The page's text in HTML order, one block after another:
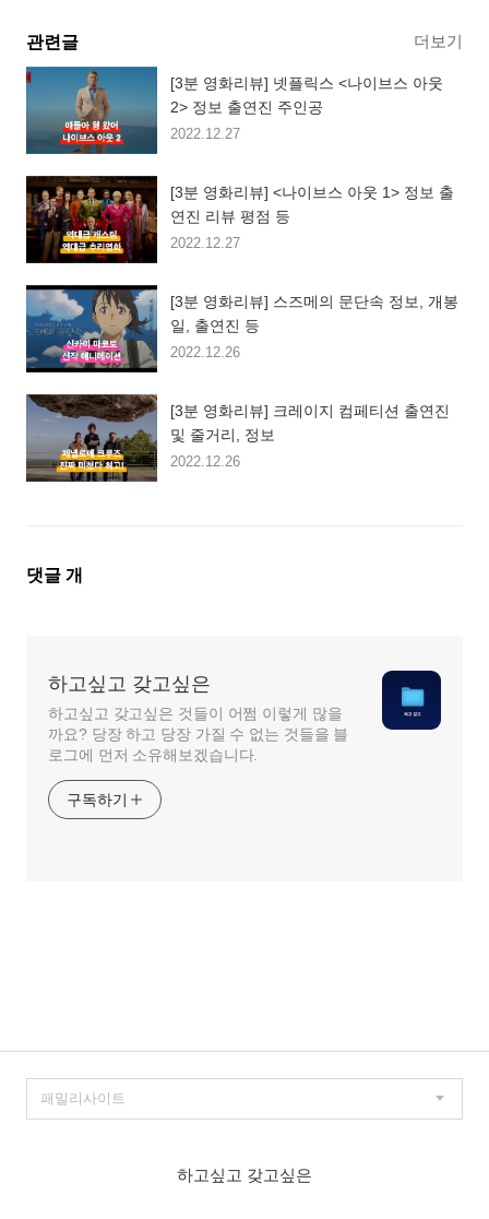
관련글 더보기
[3분 영화리뷰] 넷플릭스 <나이브스 아웃
2> 정보 출연진 주인공
2022.12.27
[3분 영화리뷰] <나이브스 아웃 1> 정보 출
연진 리뷰 평점 등
2022.12.27
[3분 영화리뷰] 스즈메의 문단속 정보, 개봉
일, 출연진 등
2022.12.26
[3분 영화리뷰] 크레이지 컴페티션 출연진
및 줄거리, 정보
2022.12.26
댓
댓글 개
하고싶고 갖고싶은
하고싶고 갖고싶은 것들이 어쩜 이렇게 많을
까요? 당장 하고 당장 가질 수 없는 것들을 블
로그에 먼저 소유해보겠습니다.
구독하기
하고싶고 갖고싶은